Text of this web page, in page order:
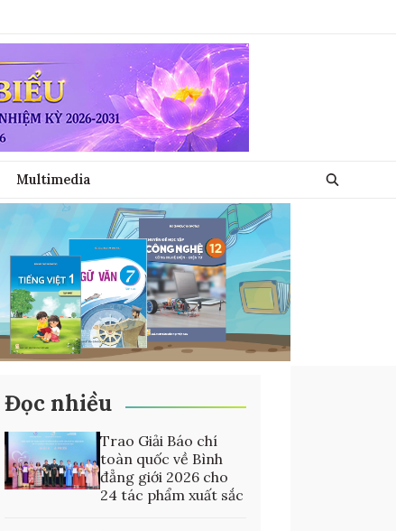
Multimedia
Đọc nhiều
Trao Giải Báo chí
toàn quốc về Bình
đẳng giới 2026 cho
24 tác phẩm xuất sắc